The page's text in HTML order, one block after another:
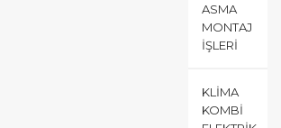
ASMA
MONTAJ
İŞLERI
KLIMA
KOMBI